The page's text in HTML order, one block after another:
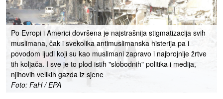
Po Evropi i Americi dovršena je najstrašnija stigmatizacija svih
muslimana, čak i svekolika antimuslimanska histerija pa i
povodom ljudi koji su kao muslimani zapravo i najbrojnije žrtve
tih koljača. I sve je to plod istih "slobodnih" politika i medija,
njihovih velikih gazda iz sjene
Foto: FaH / EPA